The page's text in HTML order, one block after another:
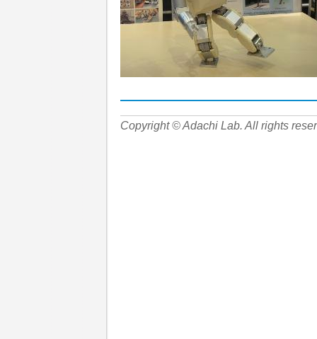
Copyright © Adachi Lab. All rights